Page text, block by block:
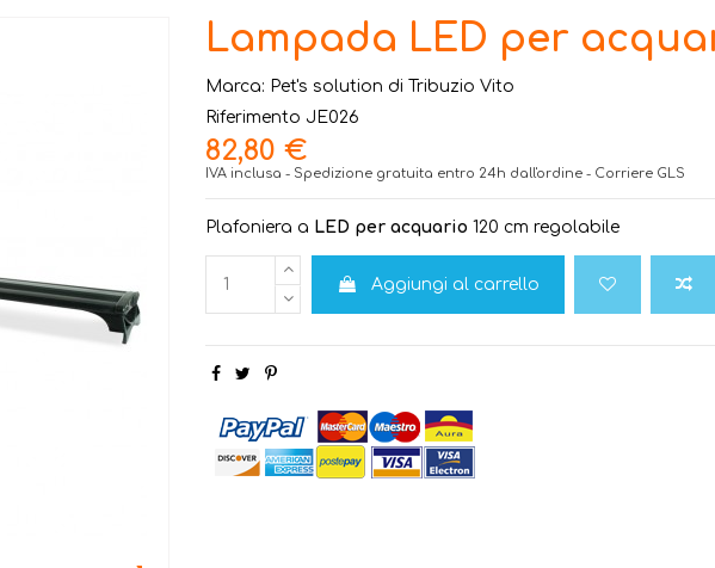
Lampada LED per
Marca: Pet's solution di Tribuzio Vito
Riferimento JE026
82,80 €
IVA inclusa- Spedizione gratuita entro 24h dall'ordine - Corriere GLS
Plafoniera a LED per acquario 120 cm regolabile
Aggiungi al carrello